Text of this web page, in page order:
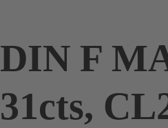
DIN F
31cts,